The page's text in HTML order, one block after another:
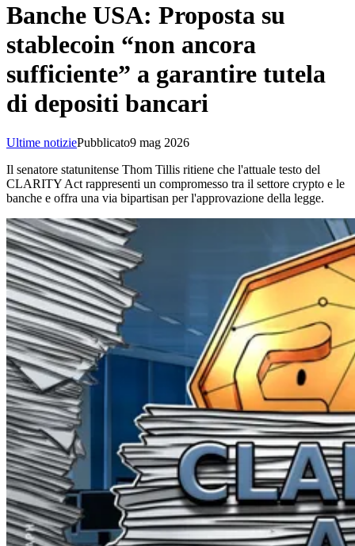
Banche USA: Proposta su
stablecoin “non ancora
sufficiente” a garantire tutela
di depositi bancari
Ultime notiziePubblicato9 mag 2026
Il senatore statunitense Thom Tillis ritiene che l'attuale testo del
CLARITY Act rappresenti un compromesso tra il settore crypto e le
banche e offra una via bipartisan per l'approvazione della legge.